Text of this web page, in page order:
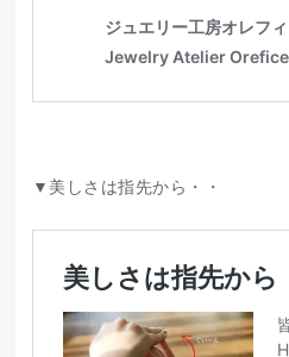
▼美しさは指先から・・